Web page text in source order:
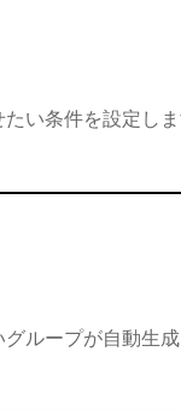
い条件を設定しま
ループが自動生成